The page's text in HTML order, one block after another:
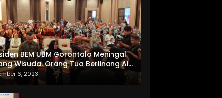
BEM UBM Gorontalo Meningal
Wisuda. Orang Tua Berlinang Air
Menerima SKL dan Pemasangan
6, 2023